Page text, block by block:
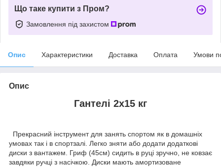
Що таке купити з Пром?
Замовлення під захистом
Опис Характеристики Доставка Оплата Умови
Опис
Гантелі 2х15 кг
Прекрасний інструмент для занять спортом як в домашніх
умовах так і в спортзалі. Легко зняти або додати додаткові
диски з вантажем. Гриф (45см) сидить в руці зручно, не ковзає
завдяки ручці з насічкою. Диски мають амортизоване